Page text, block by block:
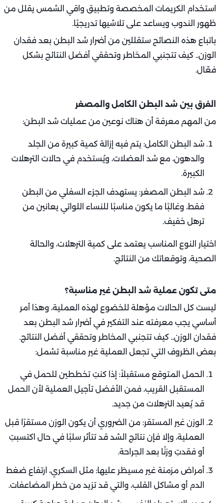
استخدام الكريمات المخصصة وتطبيق واقي الشمس يقلل من
ظهور الندوب ويساعد على تلاشيها تدريجيًا.
باتباع هذه النصائح ستقللين من أضرار شد البطن بعد فقدان
الوزن.. كيف تتجنبي المخاطر وتحققي أفضل النتائج بشكل
فعّال.
الفرق بين شد البطن الكامل والمصغر
من المهم معرفة أن هناك نوعين من عمليات شد البطن:
شد البطن الكامل: يتم فيه إزالة كمية كبيرة من الجلد
والدهون، مع شد العضلات، ويُستخدم في حالات الترهلات
الكبيرة.
شد البطن المصغر: يستهدف الجزء السفلي من البطن
فقط، وغالبًا ما يكون مناسبًا للنساء اللواتي يعانين من
ترهل خفيف.
اختيار النوع المناسب يعتمد على كمية الترهلات، والحالة
الصحية، وتوقعاتك من النتائج.
متى تكون عملية شد البطن غير مناسبة؟
ليست كل الحالات مؤهلة للخضوع لهذه العملية، وهذا أمر
أساسي يجب معرفته عند التفكير في أضرار شد البطن بعد
فقدان الوزن.. كيف تتجنبي المخاطر وتحققي أفضل النتائج.
بعض الظروف التي تجعل العملية غير مناسبة تشمل:
الحمل المتوقع مستقبلاً: إذا كنتِ تخططين للحمل في
المستقبل القريب، فمن الأفضل تأجيل العملية لأن الحمل
قد يُعيد الترهلات من جديد.
الوزن غير المستقر: من الضروري أن يكون الوزن مستقرًا قبل
العملية، وإلا فإن نتائج الشد قد تتأثر سلبًا في حال اكتسبتِ
أو فقدتِ وزنًا بعد الجراحة.
أمراض مزمنة غير مسيطَر عليها: مثل السكري، ارتفاع ضغط
الدم أو مشاكل القلب، والتي قد تزيد من خطر المضاعفات.